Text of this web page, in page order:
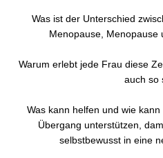
Was ist der Unterschied
Menopause, Menopause
Warum erlebt jede Frau diese
auch so
Was kann helfen und wie
Übergang unterstützen,
selbstbewusst in eine